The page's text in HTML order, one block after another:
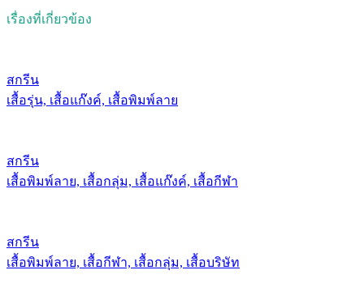
เรื่องที่เกี่ยวข้อง
สกรีน
เสื้อรุ่น, เสื้อแก๊งค์, เสื้อพิมพ์ลาย
สกรีน
เสื้อพิมพ์ลาย, เสื้อกลุ่ม, เสื้อแก๊งค์, เสื้อกีฬา
สกรีน
เสื้อพิมพ์ลาย, เสื้อกีฬา, เสื้อกลุ่ม, เสื้อบริษัท